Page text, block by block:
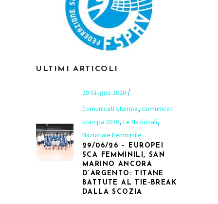
ULTIMI ARTICOLI
29 Giugno 2026
Comunicati stampa, Comunicati
stampa 2026, Le Nazionali,
Nazionale Femminile
29/06/26 – EUROPEI
SCA FEMMINILI, SAN
MARINO ANCORA
D’ARGENTO: TITANE
BATTUTE AL TIE-BREAK
DALLA SCOZIA